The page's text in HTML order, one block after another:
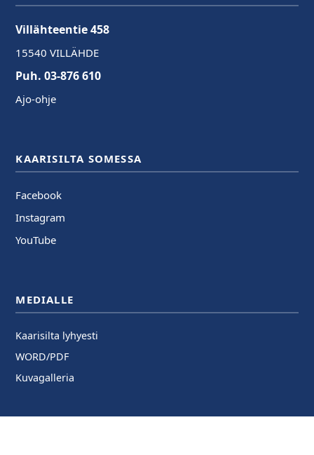
Villähteentie 458
15540 VILLÄHDE
Puh. 03-876 610
Ajo-ohje
KAARISILTA SOMESSA
Facebook
Instagram
YouTube
MEDIALLE
Kaarisilta lyhyesti
WORD/PDF
Kuvagalleria